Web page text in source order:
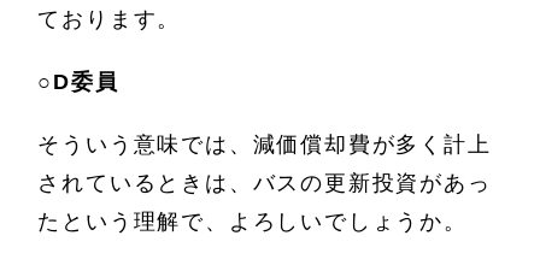
ております。
○ D委員
そういう意味では、減価償却費が多く計上
されているときは、バスの更新投資があっ
たという理解で、よろしいでしょうか。